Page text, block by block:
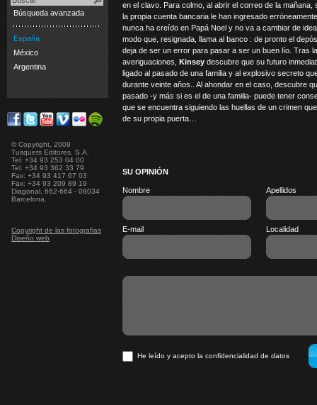
Búsqueda avanzada
España
México
Argentina
© Copyright, 2009
Tusquets Editores, S.A.
Tel. +34 93 253 04 00
Tel. +34 93 362 33 79
Fax: +34 93 417 67 03
Fax: +34 93 209 89 19
Diagonal, 662-664 - 08034
Barcelona.
Copyright de las fotografias
Diseño web
en el clavo. Para colmo, al abrir el correo de la mañana,
la propia cuenta bancaria le han ingresado
nunca ha creído en Papá Noel y no va a cambiar de
modo que, resignada, llama al banco : de pronto el
deja de ser un error para pasar a ser un buen lío. Tras
averiguaciones, Kinsey descubre que su futuro
ligado al pasado de una familia y al explosivo secreto
durante veinte años.. Al ahondar en el caso, descubre
pasado -y más si es el de una familia- puede tener
que se encuentra siguiendo las huellas de un crimen
de su propia puerta…
SU OPINIÓN
Nombre Apellidos
E-mail Localidad
He leído y acepto la confidencialidad de datos